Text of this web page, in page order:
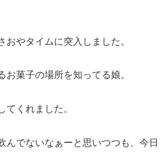
おやタイムに突入しました。
お菓子の場所を知ってる娘。
てくれました。
んでないなぁーと思いつつも、今日